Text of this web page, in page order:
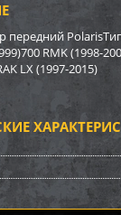
передний
RMK (1998-
LX (1997-2015)